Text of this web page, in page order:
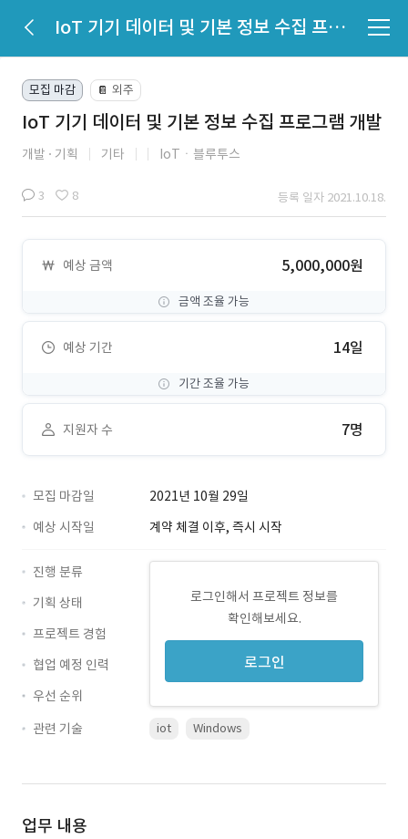
IoT 기기 데이터 및 기본 정보 수집 프로그램 개발
모집 마감 📔 외주
IoT 기기 데이터 및 기본 정보 수집 프로그램 개발
개발 기획 기타 IoTㆍ블루투스
3 8 등록 일자 2021.10.18.
예상 금액 5,000,000원
금액 조율 가능
예상 기간 14일
기간 조율 가능
지원자 수 7명
모집 마감일
2021년 10월 29일
예상 시작일
계약 체결 이후, 즉시 시작
로그인해서 프로젝트 정보를
확인해보세요.
로그인
진행 분류
기획 상태
프로젝트 경험
협업 예정 인력
우선 순위
관련 기술
iot Windows
업무 내용